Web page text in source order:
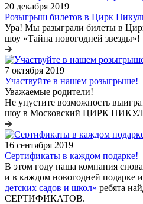
20 декабря 2019
Розыгрыш билетов в Цирк
Ура! Мы разыграли билеты в
шоу «Тайна новогодней звезды»!
7 октября 2019
Участвуйте в нашем розыгрыше!
Уважаемые родители!
Не упустите возможность
шоу в Московский ЦИРК
16 сентября 2019
Сертификаты в каждом подарке!
В этом году наша компания
и в каждом новогодней подарке
детских садов и школ» ребята
СЕРТИФИКАТОВ.